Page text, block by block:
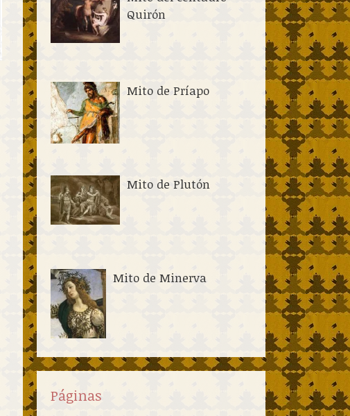
Quirón
Mito de Príapo
Mito de Plutón
Mito de Minerva
Páginas